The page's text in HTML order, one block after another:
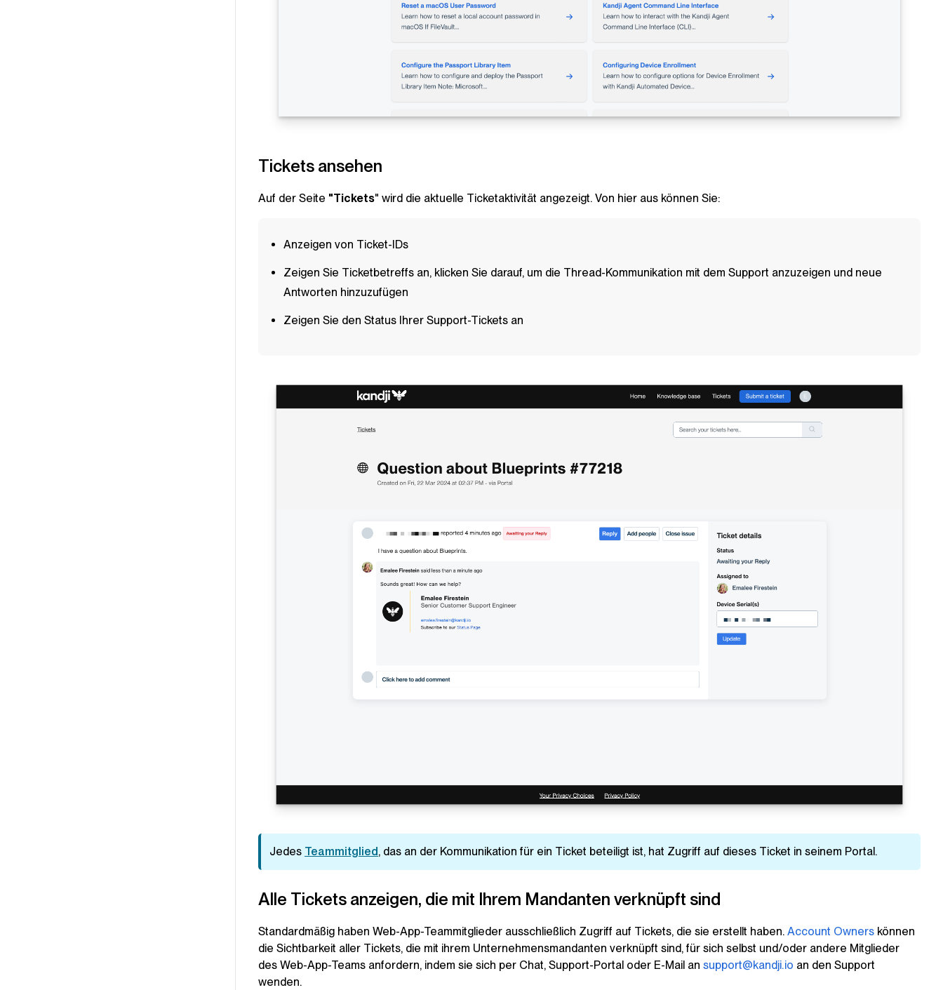
Tickets ansehen
Auf der Seite "Tickets" wird die aktuelle Ticketaktivität angezeigt. Von hier aus können Sie:
Anzeigen von Ticket-IDs
Zeigen Sie Ticketbetreffs an, klicken Sie darauf, um die Thread-Kommunikation mit dem Support anzuzeigen und neue
Antworten hinzuzufügen
Zeigen Sie den Status Ihrer Support-Tickets an
Jedes Teammitglied, das an der Kommunikation für ein Ticket beteiligt ist, hat Zugriff auf dieses Ticket in seinem Portal.
Alle Tickets anzeigen, die mit Ihrem Mandanten verknüpft sind
Standardmäßig haben Web-App-Teammitglieder ausschließlich Zugriff auf Tickets, die sie erstellt haben. Account Owners können
die Sichtbarkeit aller Tickets, die mit ihrem Unternehmensmandanten verknüpft sind, für sich selbst und/oder andere Mitglieder
des Web-App-Teams anfordern, indem sie sich per Chat, Support-Portal oder E-Mail an support@kandji.io an den Support
wenden.